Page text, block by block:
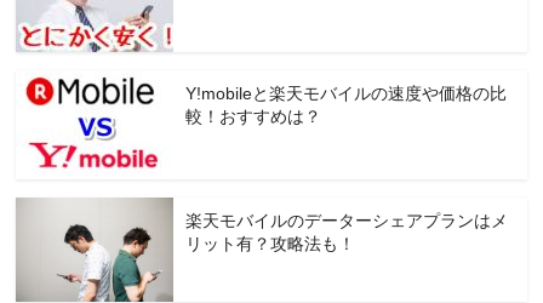
Y!mobileと楽天モバイルの速度や価格の比
較！おすすめは？
楽天モバイルのデーターシェアプランはメ
リット有？攻略法も！